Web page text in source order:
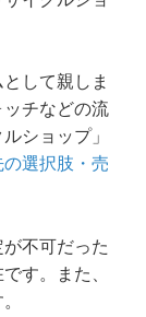
して親しま
チなどの流
ショップ」
選択肢・売
不可だった
す。また、